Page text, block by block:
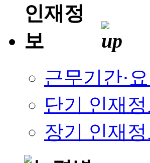
근무기간·
단기 인재
장기 인재